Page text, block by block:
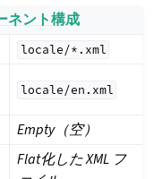
ネント構成
locale/*.xml
locale/en.xml
Empty（空）
Flat化した XML フ